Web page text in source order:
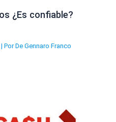
¿Es confiable?
| Por De Gennaro Franco